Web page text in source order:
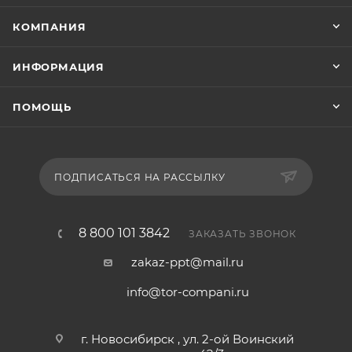
КОМПАНИЯ
ИНФОРМАЦИЯ
ПОМОЩЬ
ПОДПИСАТЬСЯ НА РАССЫЛКУ
8 800 101 3842 ЗАКАЗАТЬ ЗВОНОК
zakaz-ppt@mail.ru
info@tor-compani.ru
г. Новосибирск , ул. 2-ой Воинский